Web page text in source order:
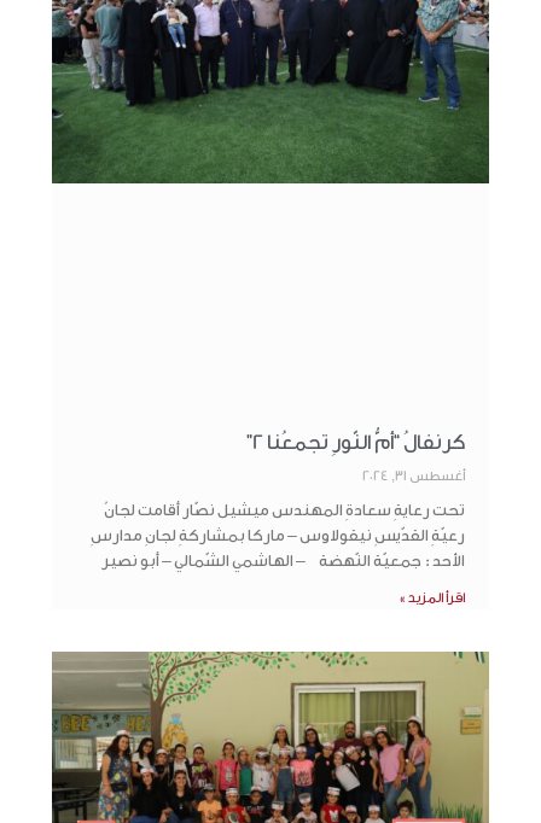
كرنفالُ “أمُّ النّورِ تجمعُنا 2”
أغسطس 31, 2024
تحت رعايةِ سعادةِ المهندس ميشيل نصّار أقامت لجانُ
رعيّةِ القدّيسِ نيقولاوس – ماركا بمشاركةِ لجانِ مدارسِ
الأحد : جمعيّة النّهضة – الهاشمي الشّمالي – أبو نصير
اقرأ المزيد »